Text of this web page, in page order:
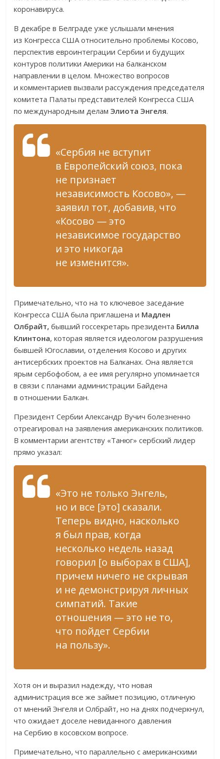
коронавируса.
В декабре в Белграде уже услышали мнения
из Конгресса США относительно проблемы Косово,
перспектив евроинтеграции Сербии и будущих
контуров политики Америки на балканском
направлении в целом. Множество вопросов
и комментариев вызвали рассуждения председателя
комитета Палаты представителей Конгресса США
по международным деламЭлиота Энгеля.
«Сербия не вступит
в Европейский союз, пока
не признает
независимость Косово», —
заявил тот, добавив, что
«Косово — это
независимое государство
и это никогда
не изменится».
Примечательно, что на то ключевое заседание
Конгресса США была приглашена и Мадлен
Олбрайт,бывший госсекретарь президента Билла
Клинтона, которая является идеологом разрушения
бывшей Югославии, отделения Косово и других
антисербских проектов на Балканах. Она является
ярым сербофобом, а ее имя регулярно упоминается
в связи с планами администрации Байдена
в отношении Балкан.
Президент Сербии Александр Вучич болезненно
отреагировал на заявления американских политиков.
В комментарии агентству «Танюг» сербский лидер
прямо указал:
«Это не только Энгель,
но и все [это] сказали.
Теперь видно, насколько
я был прав, когда
несколько недель назад
говорил [о выборах в США],
причем ничего не скрывая
и не демонстрируя личных
симпатий. Такие
отношения — это не то,
что пойдет Сербии
на пользу».
Хотя он и выразил надежду, что новая
администрация все же займет позицию, отличную
от мнений Энгеля и Олбрайт, но на днях подчеркнул,
что ожидает доселе невиданного давления
на Сербию в косовском вопросе.
Примечательно, что параллельно с американскими